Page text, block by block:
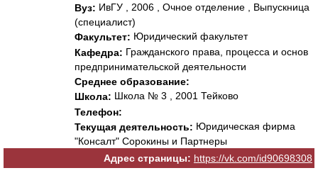
Вуз: ИвГУ , 2006 , Очное отделение , Выпускница
(специалист)
Факультет: Юридический факультет
Кафедра: Гражданского права, процесса и основ
предпринимательской деятельности
Среднее образование:
Школа: Школа № 3 , 2001 Тейково
Телефон:
Текущая деятельность: Юридическая фирма
"Консалт" Сорокины и Партнеры
Адрес страницы: https://vk.com/id90698308